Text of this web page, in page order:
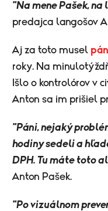
"Na mene Pašek,
predajca langošov
Aj za toto musel
roky. Na
Išlo o kontrolórov v
Anton sa im prišiel
"Páni, nejaký
hodiny sedeli a
DPH. Tu máte toto
Anton Pašek.
"Po vizuálnom